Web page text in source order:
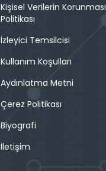
Kişisel Verilerin Korunması
Politikası
İzleyici Temsilcisi
Kullanım Koşulları
Aydınlatma Metni
Çerez Politikası
Biyografi
İletişim